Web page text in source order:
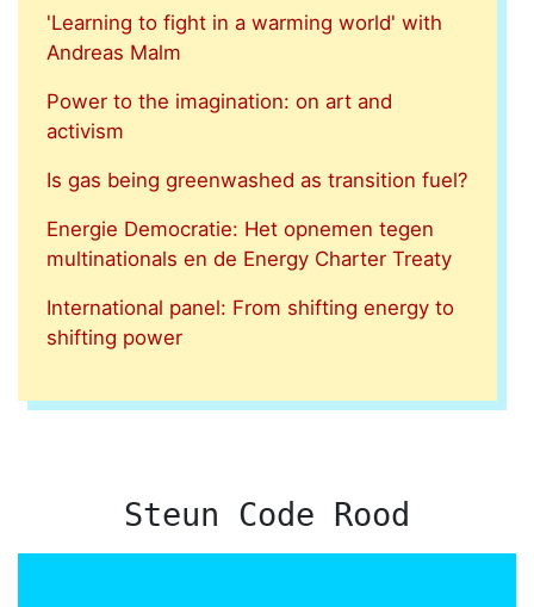
'Learning to fight in a warming world' with
Andreas Malm
Power to the imagination: on art and
activism
Is gas being greenwashed as transition fuel?
Energie Democratie: Het opnemen tegen
multinationals en de Energy Charter Treaty
International panel: From shifting energy to
shifting power
Steun Code Rood